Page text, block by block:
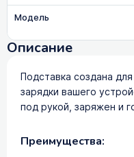
Модель
Описание
Подставка создана
зарядки вашего
под рукой, заряжен и
Преимущества: